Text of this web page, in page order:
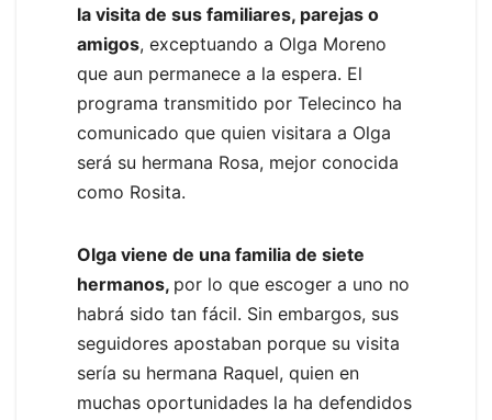
la visita de sus familiares, parejas o
amigos, exceptuando a Olga Moreno
que aun permanece a la espera. El
programa transmitido por Telecinco ha
comunicado que quien visitara a Olga
será su hermana Rosa, mejor conocida
como Rosita.
Olga viene de una familia de siete
hermanos, por lo que escoger a uno no
habrá sido tan fácil. Sin embargos, sus
seguidores apostaban porque su visita
sería su hermana Raquel, quien en
muchas oportunidades la ha defendidos